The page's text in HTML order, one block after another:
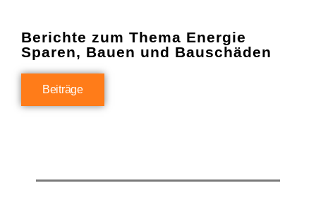
Berichte zum Thema Energie
Sparen, Bauen und Bauschäden
Beiträge